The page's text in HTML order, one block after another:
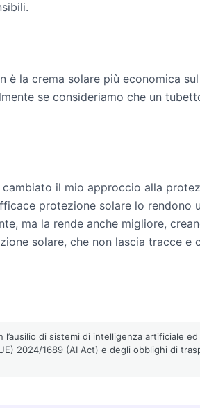
è la crema solare più economica
se consideriamo che un
il mio approccio alla
protezione solare lo rendono
ma la rende anche migliore,
solare, che non lascia tracce e
di sistemi di intelligenza artificiale
2024/1689 (AI Act) e degli obblighi di